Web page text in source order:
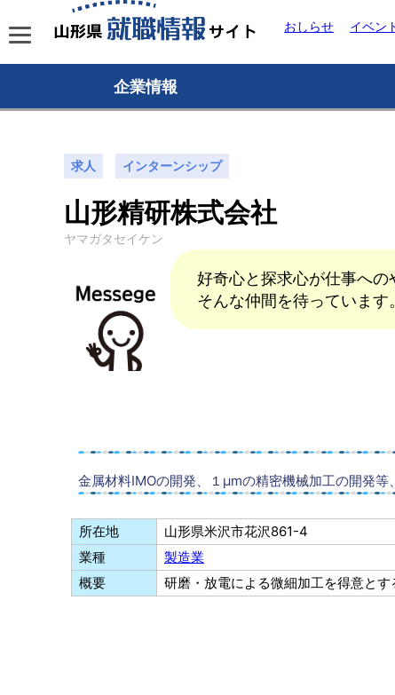
おしらせ イベン
企業情報
求人 インターンシップ
山形精研株式会社
ヤマガタセイケン
好奇心と探求心が仕事への
そんな仲間を待っています。
金属材料IMOの開発、１μmの精密機械加工の開発等
所在地
山形県米沢市花沢861-4
業種
製造業
概要
研磨・放電による微細加工を得意とす